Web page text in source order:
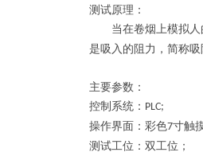
测试原理：
当在卷烟上模拟人
是吸入的阻力，简称
主要参数：
控制系统： PLC;
操作界面：彩色7寸触
测试工位：双工位；